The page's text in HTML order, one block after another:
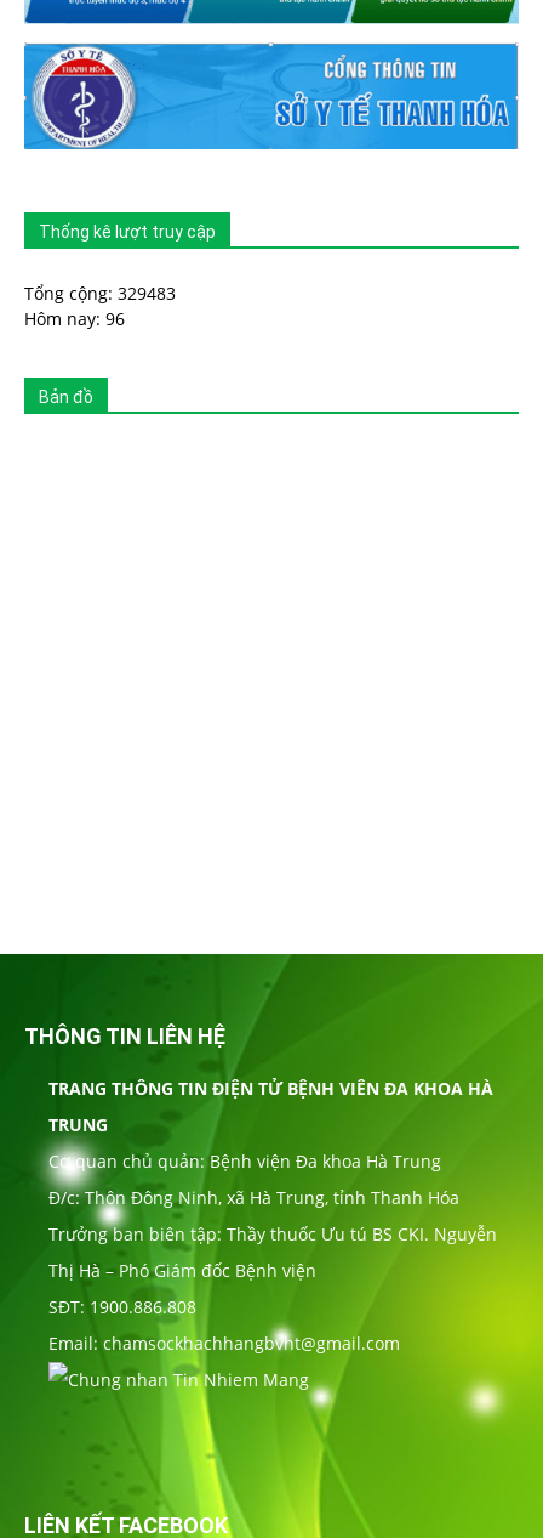
Thống kê lượt truy cập
Tổng cộng: 329483
Hôm nay: 96
Bản đồ
THÔNG TIN LIÊN HỆ
TRANG THÔNG TIN ĐIỆN TỬ BỆNH VIÊN ĐA KHOA HÀ
TRUNG
Cơ quan chủ quản: Bệnh viện Đa khoa Hà Trung
Đ/c: Thôn Đông Ninh, xã Hà Trung, tỉnh Thanh Hóa
Trưởng ban biên tập: Thầy thuốc Ưu tú BS CKI. Nguyễn
Thị Hà – Phó Giám đốc Bệnh viện
SĐT: 1900.886.808
Email: chamsockhachhangbvht@gmail.com
LIÊN KẾT FACEBOOK